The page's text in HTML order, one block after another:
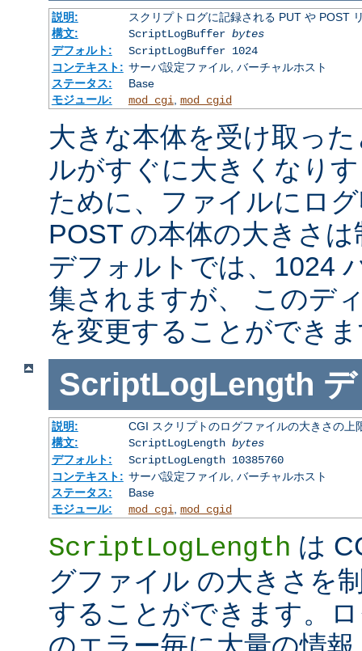
説明:
スクリプトログに記録される PUT や POST
構文:
ScriptLogBuffer bytes
デフォルト:
ScriptLogBuffer 1024
コンテキスト: サーバ設定ファイル, バーチャルホスト
ステータス:
Base
モジュール:
mod_cgi, mod_cgid
大きな本体を受け取っ
ルがすぐに大きくなり
ために、ファイルにロ
POST の本体の大きさ
デフォルトでは、1024
集されますが、 このデ
を変更することができ
ScriptLogLength
説明:
CGI スクリプトのログファイルの大きさの上
構文:
ScriptLogLength bytes
デフォルト:
ScriptLogLength 10385760
コンテキスト: サーバ設定ファイル, バーチャルホスト
ステータス:
Base
モジュール:
mod_cgi mod_cgid
ScriptLogLength は
グファイル の大きさを
することができます。